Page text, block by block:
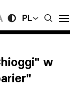
PL
w